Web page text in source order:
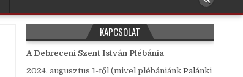
KAPCSOLAT
A Debreceni Szent István Plébánia
2024. augusztus 1-től (mivel plébániánk Palánki